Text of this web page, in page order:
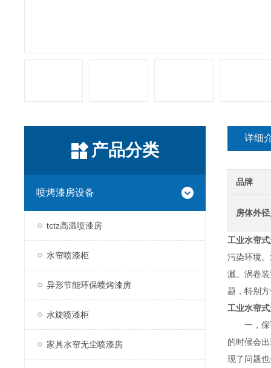
产品分类
喷烤漆房设备
tctz高温喷漆房
水帘喷漆柜
异形节能环保喷烤漆房
水旋喷漆柜
家具水帘无尘喷漆房
详细
品牌
房体外
工业水帘
污染环境
溅。涡卷
题，特别
工业水帘
一，保证
的时候会
现了问题